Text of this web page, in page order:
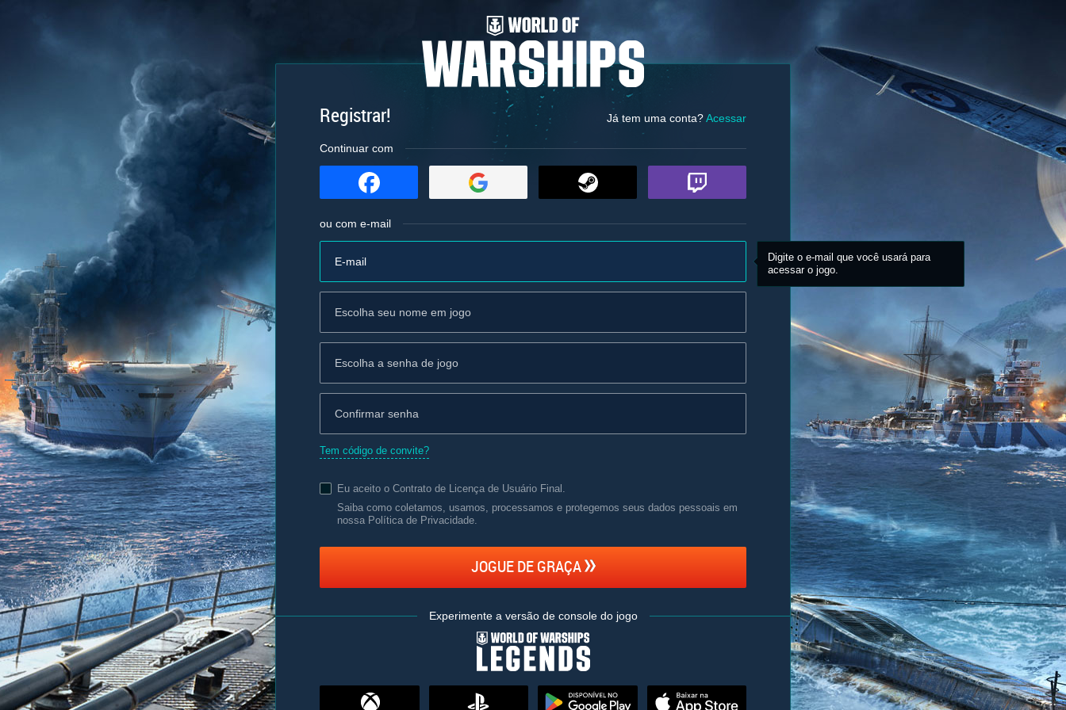
Registrar! Já tem uma conta?Acessar
Continuar com
ou com e-mail
Digite o e-mail que você usará para
acessar o jogo.
Tem código de convite?
Eu aceito o Contrato de Licença de Usuário Final .
Saiba como coletamos, usamos, processamos e protegemos seus dados pessoais em
nossa Política de Privacidade.
JOGUE DE GRAÇA
Experimente a versão de console do jogo